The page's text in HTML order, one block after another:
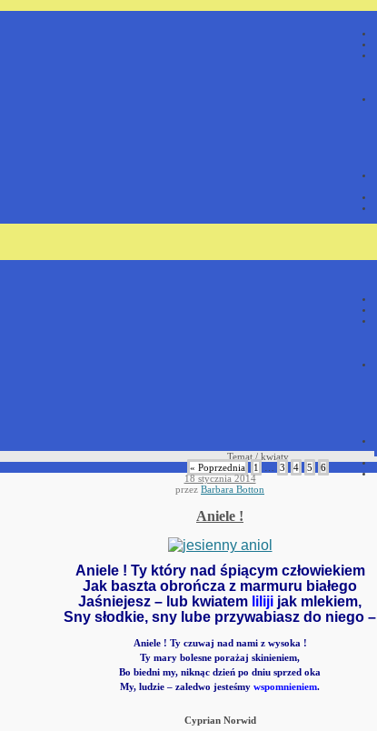
Temat / kwiaty
« Poprzednia
1 3 4 5
6
18 stycznia 2014
przez Barbara Botton
Aniele !
Aniele ! Ty który nad śpiącym człowiekiem
Jak baszta obrończa z marmuru białego
Jaśniejesz – lub kwiatem liliji jak mlekiem,
Sny słodkie, sny lube przywabiasz do niego –
Aniele ! Ty czuwaj nad nami z wysoka !
Ty mary bolesne porażaj skinieniem,
Bo biedni my, niknąc dzień po dniu sprzed oka
My, ludzie – zaledwo jesteśmy wspomnieniem.
Cyprian Norwid